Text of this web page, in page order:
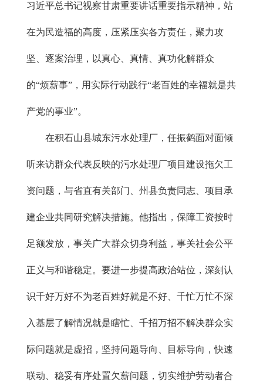
习近平总书记视察甘肃重要讲话重要指示精神，站
在为民造福的高度，压紧压实各方责任，聚力攻
坚、逐案治理，以真心、真情、真功化解群众
的“烦薪事”，用实际行动践行“老百姓的幸福就是共
产党的事业”。
在积石山县城东污水处理厂，任振鹤面对面倾
听来访群众代表反映的污水处理厂项目建设拖欠工
资问题，与省直有关部门、州县负责同志、项目承
建企业共同研究解决措施。他指出，保障工资按时
足额发放，事关广大群众切身利益，事关社会公平
正义与和谐稳定。要进一步提高政治站位，深刻认
识千好万好不为老百姓好就是不好、千忙万忙不深
入基层了解情况就是瞎忙、千招万招不解决群众实
际问题就是虚招，坚持问题导向、目标导向，快速
联动、稳妥有序处置欠薪问题，切实维护劳动者合